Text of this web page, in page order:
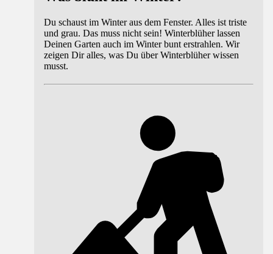
Du schaust im Winter aus dem Fenster. Alles ist triste
und grau. Das muss nicht sein! Winterblüher lassen
Deinen Garten auch im Winter bunt erstrahlen. Wir
zeigen Dir alles, was Du über Winterblüher wissen
musst.